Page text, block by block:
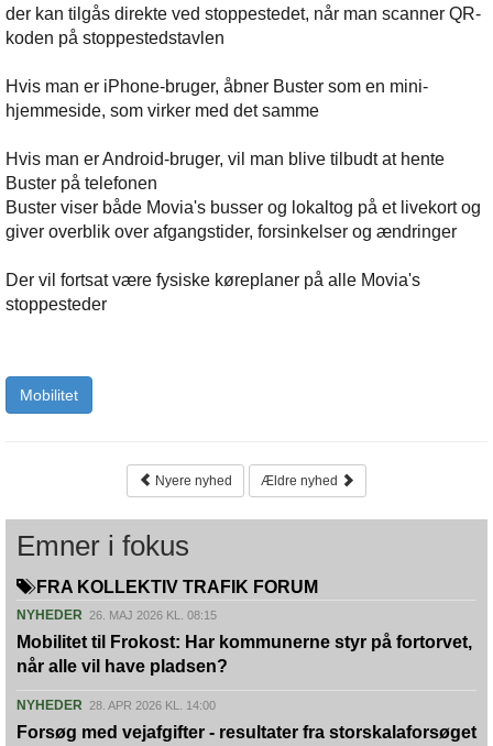
der kan tilgås direkte ved stoppestedet, når man scanner QR-
koden på stoppestedstavlen
Hvis man er iPhone-bruger, åbner Buster som en mini-
hjemmeside, som virker med det samme
Hvis man er Android-bruger, vil man blive tilbudt at hente
Buster på telefonen
Buster viser både Movia's busser og lokaltog på et livekort og
giver overblik over afgangstider, forsinkelser og ændringer
Der vil fortsat være fysiske køreplaner på alle Movia's
stoppesteder
Mobilitet
Nyere nyhed Ældre nyhed
Emner i fokus
FRA KOLLEKTIV TRAFIK FORUM
NYHEDER 26. MAJ 2026 KL. 08:15
Mobilitet til Frokost: Har kommunerne styr på fortorvet,
når alle vil have pladsen?
NYHEDER 28. APR 2026 KL. 14:00
Forsøg med vejafgifter - resultater fra storskalaforsøget